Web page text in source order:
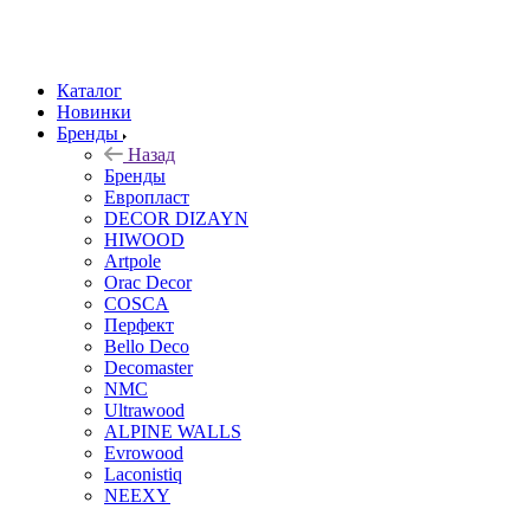
Каталог
Новинки
Бренды
Назад
Бренды
Европласт
DECOR DIZAYN
HIWOOD
Artpole
Orac Decor
COSCA
Перфект
Bello Deco
Decomaster
NMС
Ultrawood
ALPINE WALLS
Evrowood
Laconistiq
NEEXY